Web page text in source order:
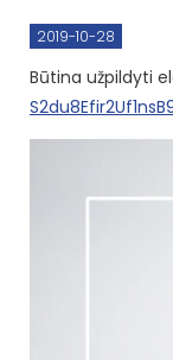
2019-10-28
Būtina užpildyti